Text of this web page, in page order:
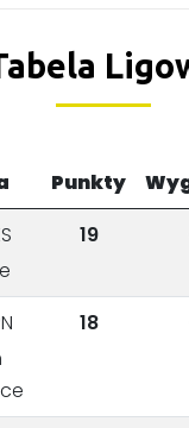
Punkty
19
18